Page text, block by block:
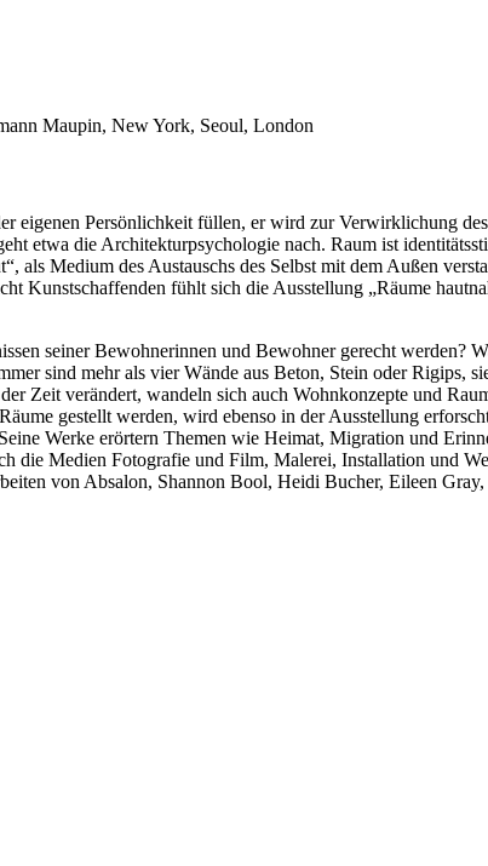
Maupin, New York, Seoul, London
eigenen Persönlichkeit füllen, er wird zur Verwirklichung
etwa die Architekturpsychologie nach. Raum ist
als Medium des Austauschs des Selbst mit dem Außen
Kunstschaffenden fühlt sich die Ausstellung „Räume
seiner Bewohnerinnen und Bewohner gerecht werden?
sind mehr als vier Wände aus Beton, Stein oder Rigips,
Zeit verändert, wandeln sich auch Wohnkonzepte und
gestellt werden, wird ebenso in der Ausstellung
Werke erörtern Themen wie Heimat, Migration und
die Medien Fotografie und Film, Malerei, Installation und
von Absalon, Shannon Bool, Heidi Bucher, Eileen